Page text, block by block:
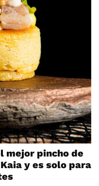
mejor pincho de
y es solo para